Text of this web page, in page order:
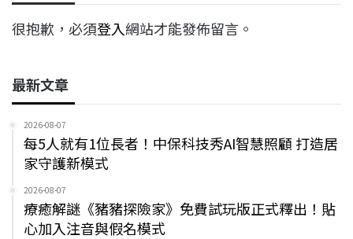
很抱歉，必須登入網站才能發佈留言。
最新文章
2026-08-07
每5人就有1位長者！中保科技秀AI智慧照顧 打造居
家守護新模式
2026-08-07
療癒解謎《豬豬探險家》免費試玩版正式釋出！貼
心加入注音與假名模式